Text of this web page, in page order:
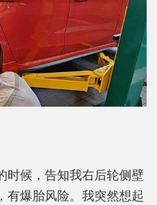
时候，告知我右后轮侧壁
有爆胎风险。我突然想起